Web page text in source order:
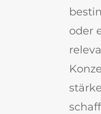
oder